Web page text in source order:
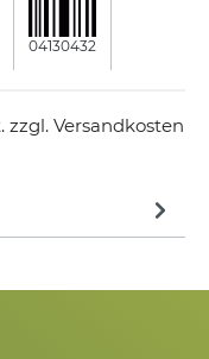
04130432
zzgl. Versandkosten